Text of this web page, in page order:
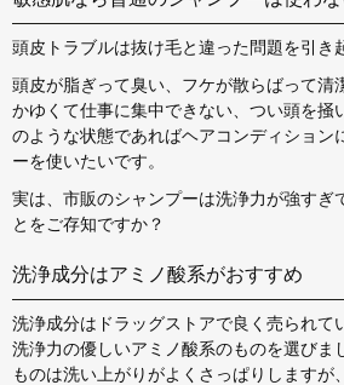
頭皮トラブルは抜け毛と違った問題を引き
頭皮が脂ぎって臭い、フケが散らばって清
かゆくて仕事に集中できない、つい頭を掻
のような状態であればヘアコンディション
ーを使いたいです。
実は、市販のシャンプーは洗浄力が強すぎ
とをご存知ですか？
洗浄成分はアミノ酸系がおすすめ
洗浄成分はドラッグストアで良く売られて
洗浄力の優しいアミノ酸系のものを選びま
ものは洗い上がりがよくさっぱりしますが